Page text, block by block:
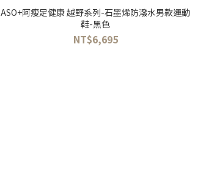
ASO+阿瘦足健康 越野系列-石墨烯防潑水男款運動
鞋-黑色
NT$6,695